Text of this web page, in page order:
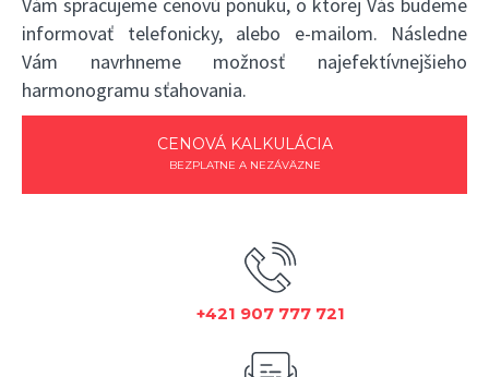
informovať telefonicky, alebo e-mailom. Následne
Vám navrhneme možnosť najefektívnejšieho
harmonogramu sťahovania.
CENOVÁ KALKULÁCIA
BEZPLATNE A NEZÁVÄZNE
+421 907 777 721